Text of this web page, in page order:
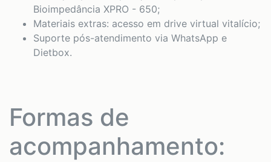
Bioimpedância XPRO - 650;
Materiais extras: acesso em drive virtual vitalício;
Suporte pós-atendimento via WhatsApp e
Dietbox.
Formas de
acompanhamento: